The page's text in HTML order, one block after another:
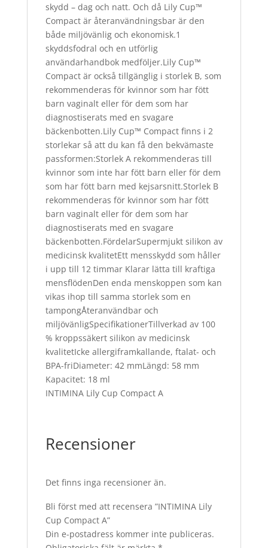
skydd – dag och natt. Och då Lily Cup™
Compact är återanvändningsbar är den
både miljövänlig och ekonomisk.1
skyddsfodral och en utförlig
användarhandbok medföljer.Lily Cup™
Compact är också tillgänglig i storlek B, som
rekommenderas för kvinnor som har fött
barn vaginalt eller för dem som har
diagnostiserats med en svagare
bäckenbotten.Lily Cup™ Compact finns i 2
storlekar så att du kan få den bekvämaste
passformen:Storlek A rekommenderas till
kvinnor som inte har fött barn eller för dem
som har fött barn med kejsarsnitt.Storlek B
rekommenderas för kvinnor som har fött
barn vaginalt eller för dem som har
diagnostiserats med en svagare
bäckenbotten.FördelarSupermjukt silikon av
medicinsk kvalitetEtt mensskydd som håller
i upp till 12 timmar Klarar lätta till kraftiga
mensflödenDen enda menskoppen som kan
vikas ihop till samma storlek som en
tampongÅteranvändbar och
miljövänligSpecifikationerTillverkad av 100
% kroppssäkert silikon av medicinsk
kvalitetIcke allergiframkallande, ftalat- och
BPA-friDiameter: 42 mmLängd: 58 mm
Kapacitet: 18 ml
INTIMINA Lily Cup Compact A
Recensioner
Det finns inga recensioner än.
Bli först med att recensera ”INTIMINA Lily
Cup Compact A”
Din e-postadress kommer inte publiceras.